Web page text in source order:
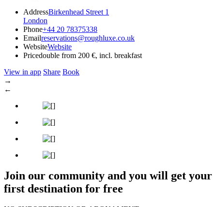
AddressBirkenhead Street 1
London
Phone+44 20 78375338
Emailreservations@roughluxe.co.uk
WebsiteWebsite
Pricedouble from 200 €, incl. breakfast
View in app Share Book
→
←
Join our community and you will get your
first destination for free